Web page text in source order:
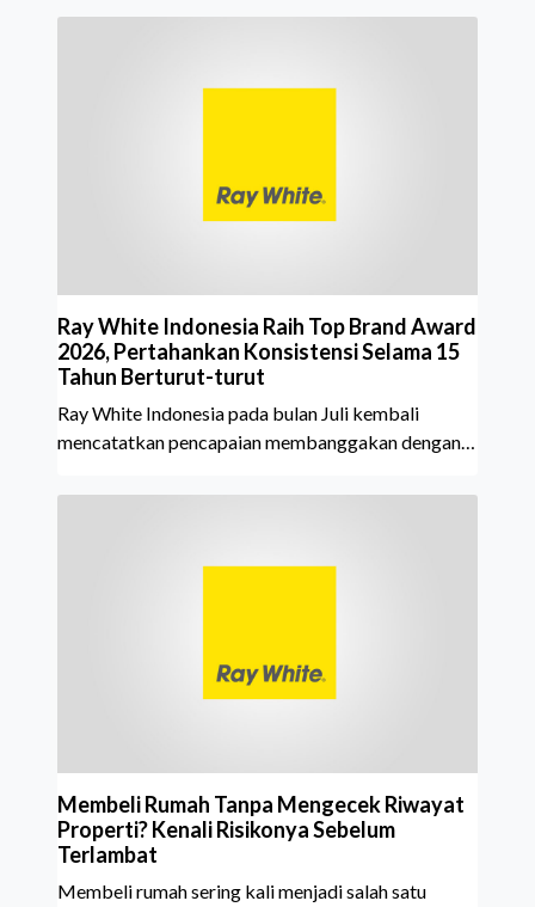
Ray White Indonesia Raih Top Brand Award
2026, Pertahankan Konsistensi Selama 15
Tahun Berturut-turut
Ray White Indonesia pada bulan Juli kembali
mencatatkan pencapaian membanggakan dengan
Property Agent. Penghargaan ini menjadi semakin
White Indonesia. Top Brand Award m
Membeli Rumah Tanpa Mengecek Riwayat
Properti? Kenali Risikonya Sebelum
Terlambat
Membeli rumah sering kali menjadi salah satu